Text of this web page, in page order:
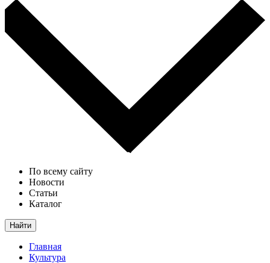
По всему сайту
Новости
Статьи
Каталог
Найти
Главная
Культура